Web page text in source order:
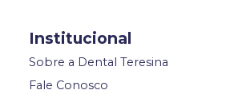
Institucional
Sobre a Dental Teresina
Fale Conosco